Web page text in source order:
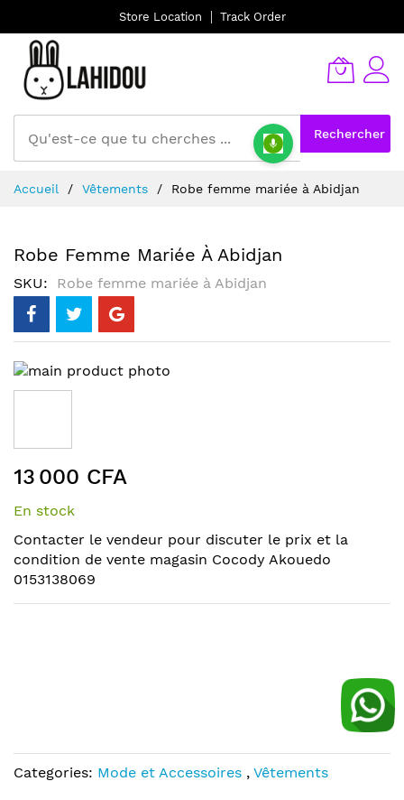
Store Location Track Order
Rechercher
au
Accueil Vêtements Robe femme mariée à Abidjan
Robe Femme Mariée À Abidjan
SKU Robe femme mariée à Abidjan
Skip
to
of
the
images
gallery
to
beginning
of
the
images
13 000 CFA
En stock
Contacter le vendeur pour discuter le prix et la
condition de vente magasin Cocody Akouedo
0153138069
Categories: Mode et Accessoires , Vêtements